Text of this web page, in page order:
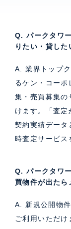
Q. パークタワ
りたい・貸した
A. 業界トップ
るケン・コー
集・売買募集の
けます。「査
契約実績データ
時査定サービス
Q. パークタワ
買物件が出たら
A. 新規公開物
ご利用いただ